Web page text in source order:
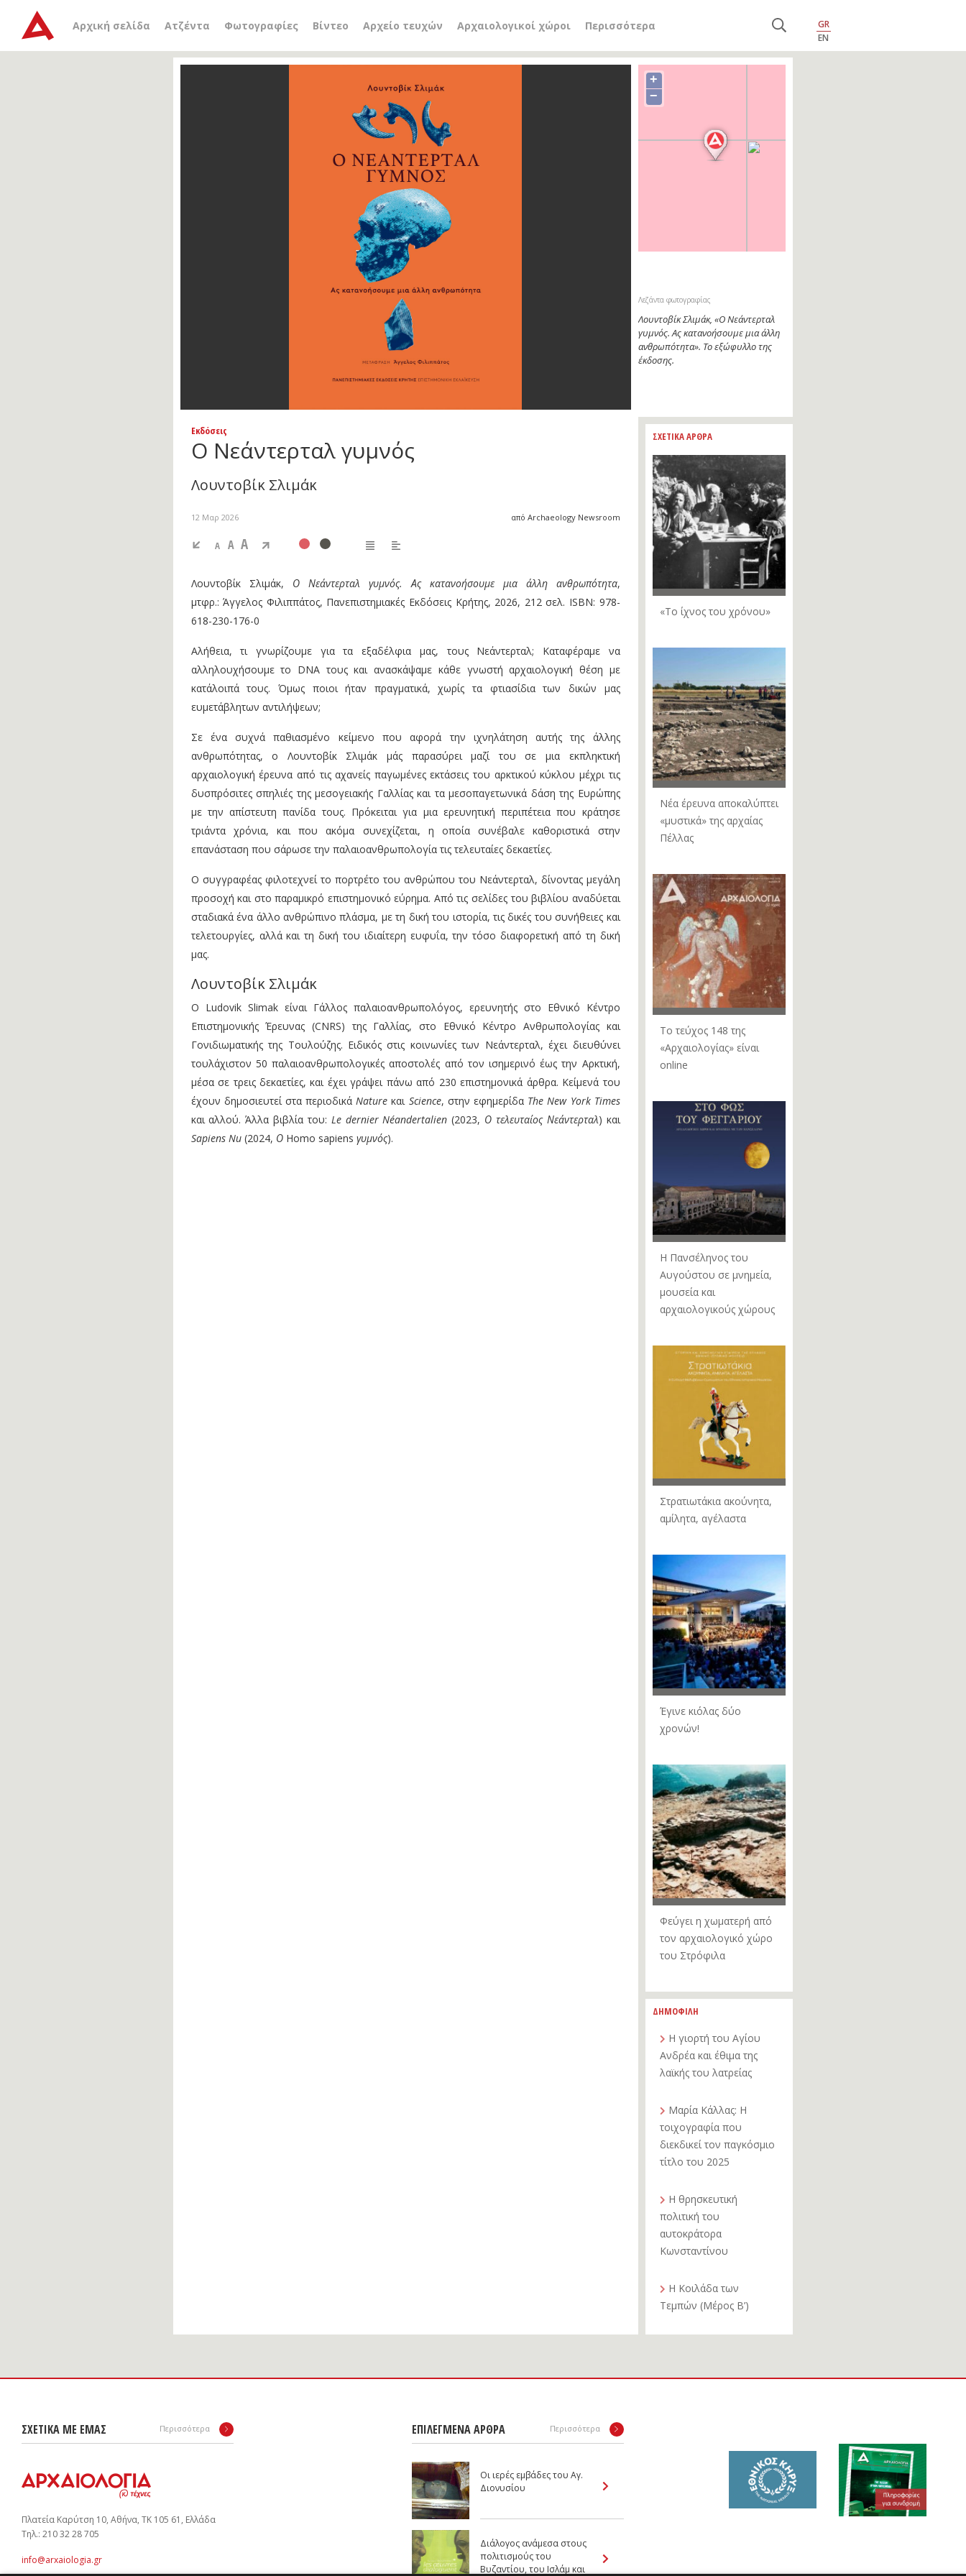
Αρχική σελίδα Ατζέντα Φωτογραφίες Βίντεο Αρχείο τευχών Αρχαιολογικοί χώροι Περισσότερα
GR
EN
+
−
Λεζάντα φωτογραφίας
Λουντοβίκ Σλιμάκ, «Ο Νεάντερταλ
γυμνός. Ας κατανοήσουμε μια άλλη
ανθρωπότητα». Το εξώφυλλο της
έκδοσης.
Εκδόσεις
Ο Νεάντερταλ γυμνός
Λουντοβίκ Σλιμάκ
12 Μαρ 2026 από Archaeology Newsroom
A A A
Λουντοβίκ Σλιμάκ, Ο Νεάντερταλ γυμνός. Ας κατανοήσουμε μια άλλη ανθρωπότητα,
μτφρ.: Άγγελος Φιλιππάτος, Πανεπιστημιακές Εκδόσεις Κρήτης, 2026, 212 σελ. ISBN: 978-
618-230-176-0
Αλήθεια, τι γνωρίζουμε για τα εξαδέλφια μας, τους Νεάντερταλ; Καταφέραμε να
αλληλουχήσουμε το DNA τους και ανασκάψαμε κάθε γνωστή αρχαιολογική θέση με
κατάλοιπά τους. Όμως ποιοι ήταν πραγματικά, χωρίς τα φτιασίδια των δικών μας
ευμετάβλητων αντιλήψεων;
Σε ένα συχνά παθιασμένο κείμενο που αφορά την ιχνηλάτηση αυτής της άλλης
ανθρωπότητας, ο Λουντοβίκ Σλιμάκ μάς παρασύρει μαζί του σε μια εκπληκτική
αρχαιολογική έρευνα από τις αχανείς παγωμένες εκτάσεις του αρκτικού κύκλου μέχρι τις
δυσπρόσιτες σπηλιές της μεσογειακής Γαλλίας και τα μεσοπαγετωνικά δάση της Ευρώπης
με την απίστευτη πανίδα τους. Πρόκειται για μια ερευνητική περιπέτεια που κράτησε
τριάντα χρόνια, και που ακόμα συνεχίζεται, η οποία συνέβαλε καθοριστικά στην
επανάσταση που σάρωσε την παλαιοανθρωπολογία τις τελευταίες δεκαετίες.
Ο συγγραφέας φιλοτεχνεί το πορτρέτο του ανθρώπου του Νεάντερταλ, δίνοντας μεγάλη
προσοχή και στο παραμικρό επιστημονικό εύρημα. Από τις σελίδες του βιβλίου αναδύεται
σταδιακά ένα άλλο ανθρώπινο πλάσμα, με τη δική του ιστορία, τις δικές του συνήθειες και
τελετουργίες, αλλά και τη δική του ιδιαίτερη ευφυΐα, την τόσο διαφορετική από τη δική
μας.
Λουντοβίκ Σλιμάκ
Ο Ludovik Slimak είναι Γάλλος παλαιοανθρωπολόγος, ερευνητής στο Εθνικό Κέντρο
Επιστημονικής Έρευνας (CNRS) της Γαλλίας, στο Εθνικό Κέντρο Ανθρωπολογίας και
Γονιδιωματικής της Τουλούζης. Ειδικός στις κοινωνίες των Νεάντερταλ, έχει διευθύνει
τουλάχιστον 50 παλαιοανθρωπολογικές αποστολές από τον ισημερινό έως την Αρκτική,
μέσα σε τρεις δεκαετίες, και έχει γράψει πάνω από 230 επιστημονικά άρθρα. Κείμενά του
έχουν δημοσιευτεί στα περιοδικάNature και Science, στην εφημερίδα The New York Times
και αλλού. Άλλα βιβλία του: Le dernier Néandertalien (2023, Ο τελευταίος Νεάντερταλ) και
Sapiens Nu(2024, ΟHomo sapiens γυμνός).
ΣΧΕΤΙΚΑ ΑΡΘΡΑ
«Το ίχνος του χρόνου»
Νέα έρευνα αποκαλύπτει
«μυστικά» της αρχαίας
Πέλλας
Το τεύχος 148 της
«Αρχαιολογίας» είναι
online
Η Πανσέληνος του
Αυγούστου σε μνημεία,
μουσεία και
αρχαιολογικούς χώρους
Στρατιωτάκια ακούνητα,
αμίλητα, αγέλαστα
Έγινε κιόλας δύο
χρονών!
Φεύγει η χωματερή από
τον αρχαιολογικό χώρο
του Στρόφιλα
ΔΗΜΟΦΙΛΗ
Η γιορτή του Αγίου
Ανδρέα και έθιμα της
λαϊκής του λατρείας
Μαρία Κάλλας: Η
τοιχογραφία που
διεκδικεί τον παγκόσμιο
τίτλο του 2025
Η θρησκευτική
πολιτική του
αυτοκράτορα
Κωνσταντίνου
Η Κοιλάδα των
Τεμπών (Μέρος Β’)
ΣΧΕΤΙΚΑ ΜΕ ΕΜΑΣ Περισσότερα
Πλατεία Καρύτση 10, Αθήνα, ΤΚ 105 61, Ελλάδα
Tηλ.: 210 32 28 705
info@arxaiologia.gr
ΕΠΙΛΕΓΜΕΝΑ ΑΡΘΡΑ Περισσότερα
Οι ιερές εμβάδες του Αγ.
Διονυσίου
Διάλογος ανάμεσα στους
πολιτισμούς του
Βυζαντίου, του Ισλάμ και